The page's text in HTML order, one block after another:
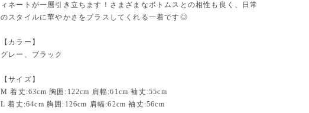
ィネートが一層引き立ちます！さまざまなボトムスとの相性も良く、日常
のスタイルに華やかさをプラスしてくれる一着です◎
【カラー】
グレー、ブラック
【サイズ】
M 着丈:63cm 胸囲:122cm 肩幅:61cm 袖丈:55cm
L 着丈:64cm 胸囲:126cm 肩幅:62cm 袖丈:56cm